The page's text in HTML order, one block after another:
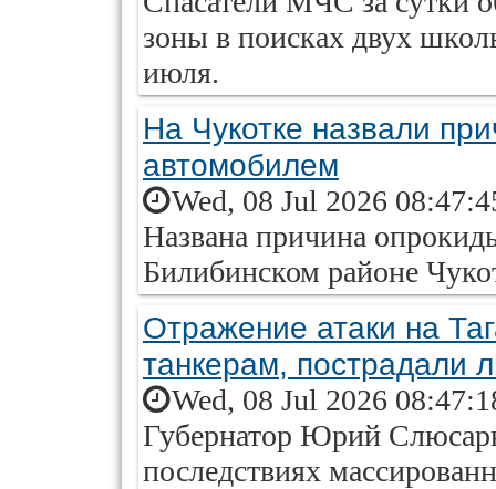
зоны в поисках двух
июля.
На Чукотке назвали
автомобилем
Wed, 08 Jul 2026
Названа причина
Билибинском районе
Отражение атаки на
танкерам, пострадали
Wed, 08 Jul 2026
Губернатор Юрий Слюсарь
последствиях